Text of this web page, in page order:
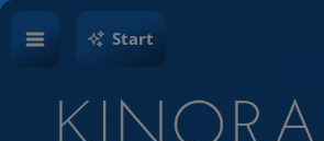
Start